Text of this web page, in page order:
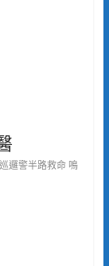
巡邏警半路救命 鳴